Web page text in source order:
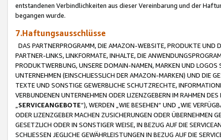
entstandenen Verbindlichkeiten aus dieser Vereinbarung und der
begangen wurde.
7.Haftungsausschlüsse
DAS PARTNERPROGRAMM, DIE AMAZON-WEBSITE, PRODUKTE UND
PARTNER-LINKS, LINKFORMATE, INHALTE, DIE
PRODUKTWERBUNG, UNSERE DOMAIN-NAMEN, MARKEN UND
UNTERNEHMEN (EINSCHLIESSLICH DER AMAZON-MARKEN) UND DIE
TEXTE UND SONSTIGE GEWERBLICHE SCHUTZRECHTE,
VERBUNDENEN UNTERNEHMEN ODER LIZENZGEBERN IM RAHMEN
SERVICEANGEBOTE“), WERDEN „WIE BESEHEN“ UND „WIE
ODER LIZENZGEBER MACHEN ZUSICHERUNGEN ODER ÜBERNEHMEN
GESETZLICH ODER IN SONSTIGER WEISE, IN BEZUG AUF DIE
SCHLIESSEN JEGLICHE GEWÄHRLEISTUNGEN IN BEZUG AUF DIE